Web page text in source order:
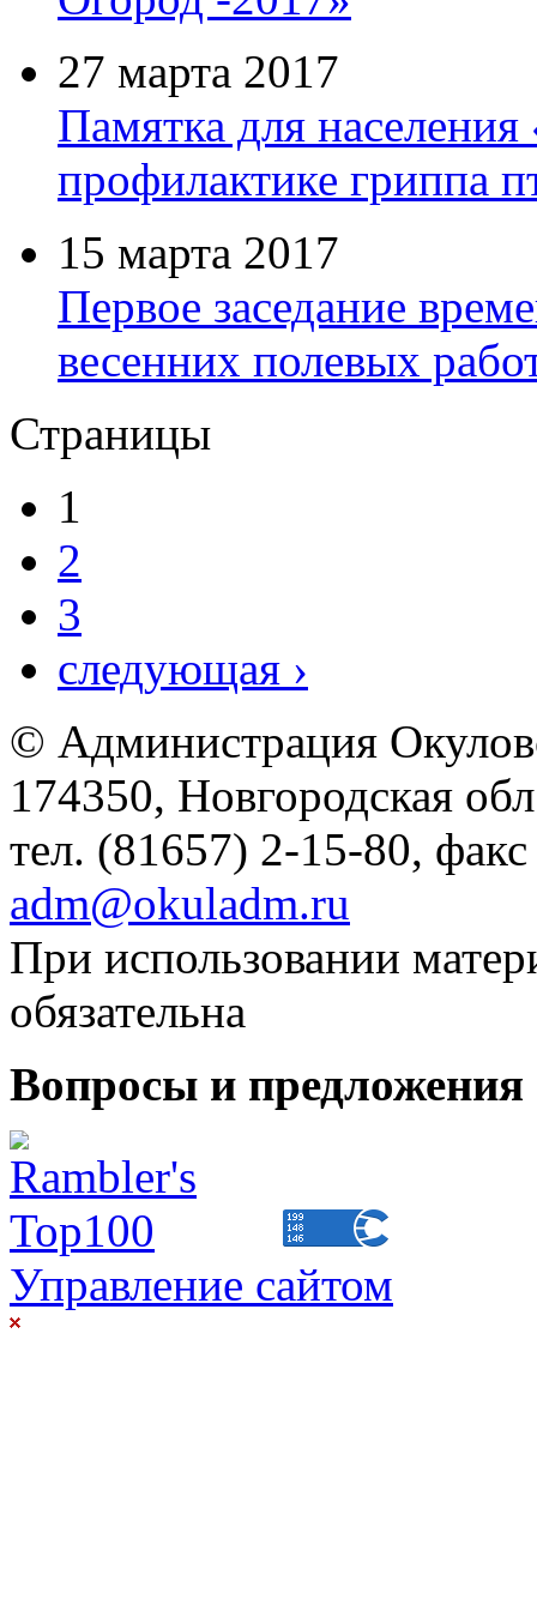
27 марта 2017
Памятка для
профилактике гриппа
15 марта 2017
Первое заседание
весенних полевых
Страницы
1
2
3
следующая ›
© Администрация
174350, Новгородская
тел. (81657) 2-15-80,
adm@okuladm.ru
При использовании
обязательна
Вопросы и
Управление сайтом